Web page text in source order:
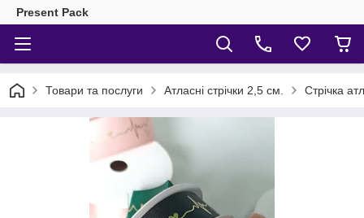
Present Pack
Товари та послуги Атласні стрічки 2,5 см. Стрічка